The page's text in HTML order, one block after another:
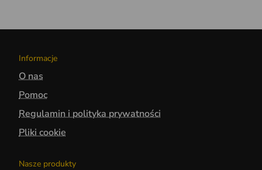
Informacje
O nas
Pomoc
Regulamin i polityka prywatności
Pliki cookie
Nasze produkty